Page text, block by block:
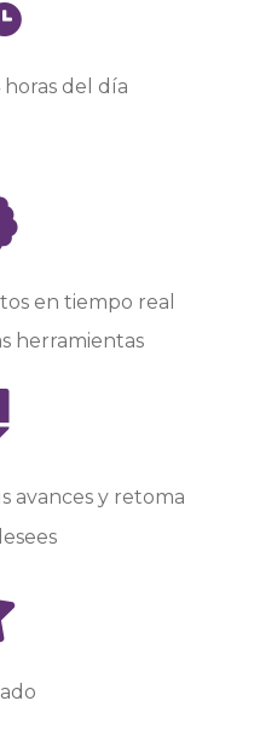
horas del día
en tiempo real
herramientas
avances y retoma